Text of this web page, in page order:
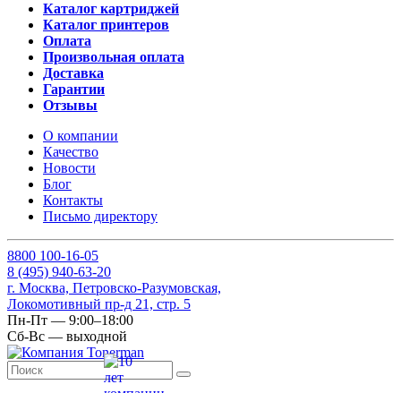
Каталог картриджей
Каталог принтеров
Оплата
Произвольная оплата
Доставка
Гарантии
Отзывы
О компании
Качество
Новости
Блог
Контакты
Письмо директору
8800 100-16-05
8 (495) 940-63-20
г. Москва, Петровско-Разумовская,
Локомотивный пр-д 21, стр. 5
Пн-Пт — 9:00–18:00
Сб-Вс — выходной